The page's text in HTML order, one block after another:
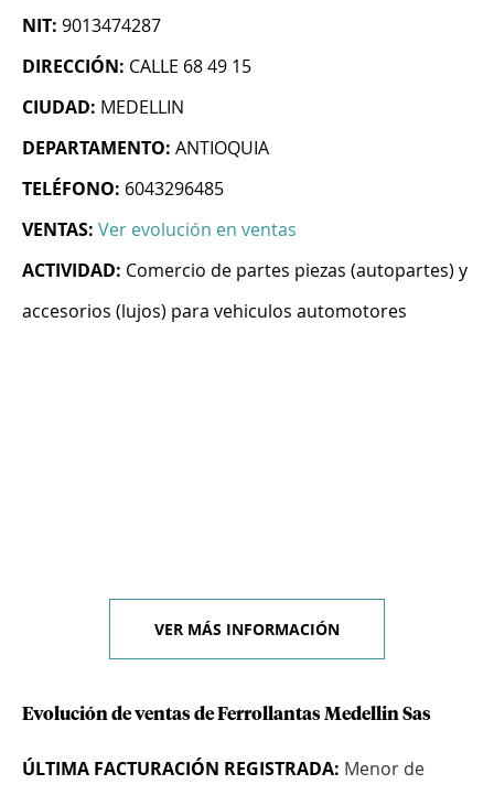
NIT: 9013474287
DIRECCIÓN: CALLE 68 49 15
CIUDAD: MEDELLIN
DEPARTAMENTO: ANTIOQUIA
TELÉFONO: 6043296485
VENTAS: Ver evolución en ventas
ACTIVIDAD: Comercio de partes piezas (autopartes) y
accesorios (lujos) para vehiculos automotores
VER MÁS INFORMACIÓN
Evolución de ventas de Ferrollantas Medellin Sas
ÚLTIMA FACTURACIÓN REGISTRADA: Menor de